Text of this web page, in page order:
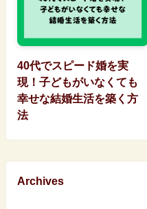
40代でスピード婚を実
現！子どもがいなくても
幸せな結婚生活を築く方
法
Archives